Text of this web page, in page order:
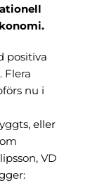
positiva
Flera
nu i
eller
VD